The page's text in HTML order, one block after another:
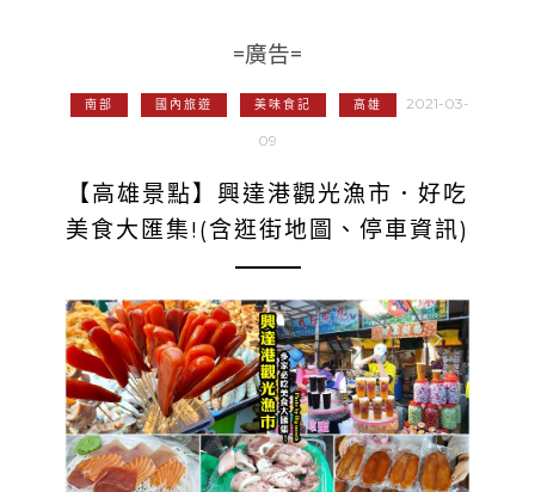
=廣告=
南部 國內旅遊 美味食記 高雄 2021-03-
09
【高雄景點】興達港觀光漁市．好吃
美食大匯集!(含逛街地圖、停車資訊)